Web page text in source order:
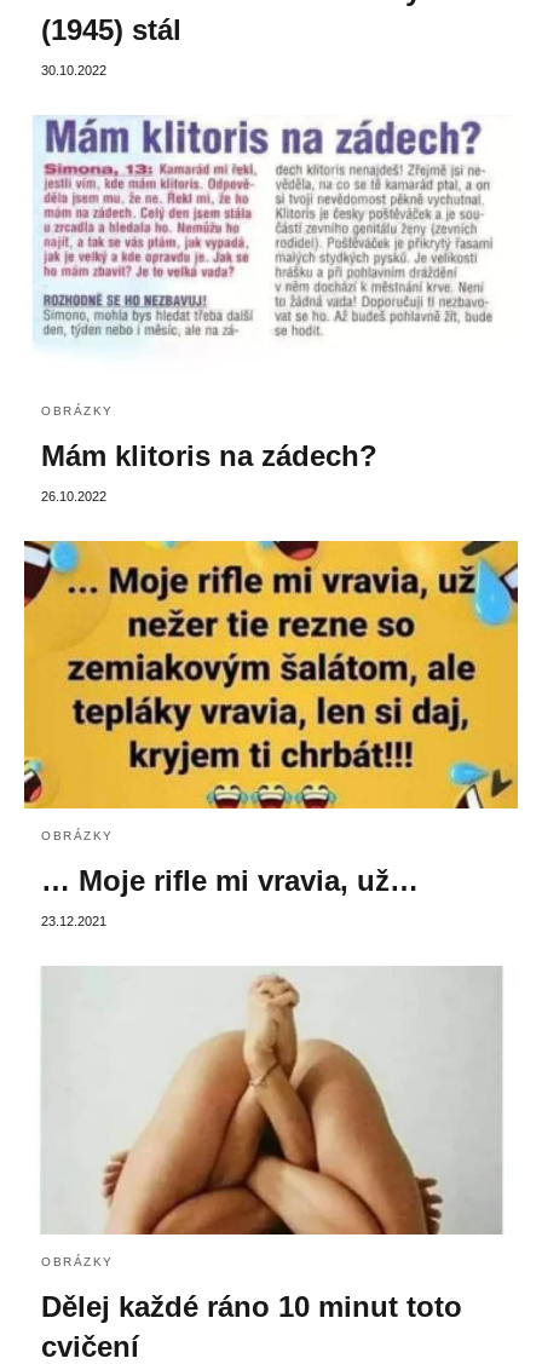
(1945) stál
30.10.2022
OBRÁZKY
Mám klitoris na zádech?
26.10.2022
OBRÁZKY
… Moje rifle mi vravia, už…
23.12.2021
OBRÁZKY
Dělej každé ráno 10 minut toto
cvičení